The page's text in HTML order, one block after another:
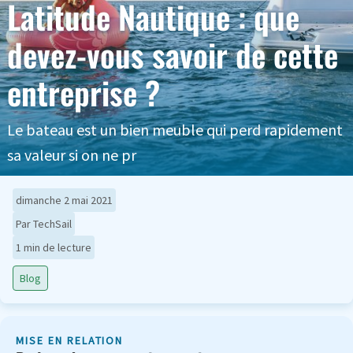
Latitude Nautique : que
devez-vous savoir de cette
entreprise ?
Le bateau est un bien meuble qui perd rapidement
sa valeur si on ne pr
dimanche 2 mai 2021
Par TechSail
1 min de lecture
Blog
MISE EN RELATION